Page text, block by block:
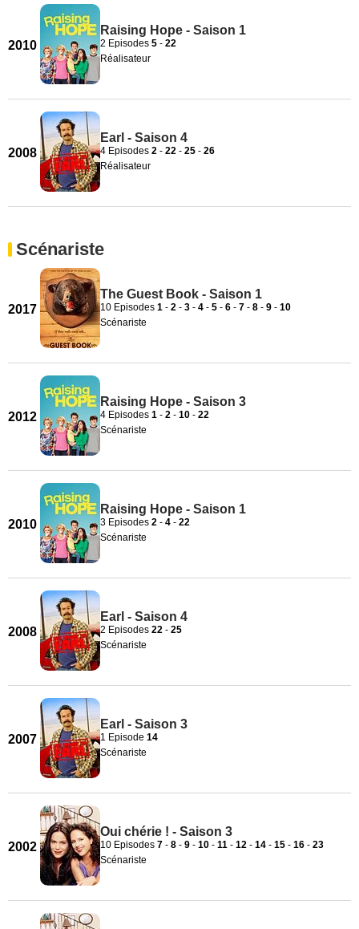
2010
Raising Hope - Saison 1
2 Episodes 5 - 22
Réalisateur
2008
Earl - Saison 4
4 Episodes 2 - 22 - 25 - 26
Réalisateur
Scénariste
2017
The Guest Book - Saison 1
10 Episodes 1 - 2 - 3 - 4 - 5 - 6 - 7 - 8 - 9 - 10
Scénariste
2012
Raising Hope - Saison 3
4 Episodes 1 - 2 - 10 - 22
Scénariste
2010
Raising Hope - Saison 1
3 Episodes 2 - 4 - 22
Scénariste
2008
Earl - Saison 4
2 Episodes 22 - 25
Scénariste
2007
Earl - Saison 3
1 Episode 14
Scénariste
2002
Oui chérie ! - Saison 3
10 Episodes 7 - 8 - 9 - 10 - 11 - 12 - 14 - 15 - 16 - 23
Scénariste